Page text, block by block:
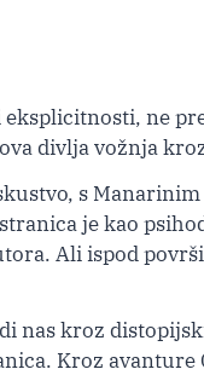
ne
divlja vožnja
s
je kao
Ali ispod
nas kroz
Kroz avanture